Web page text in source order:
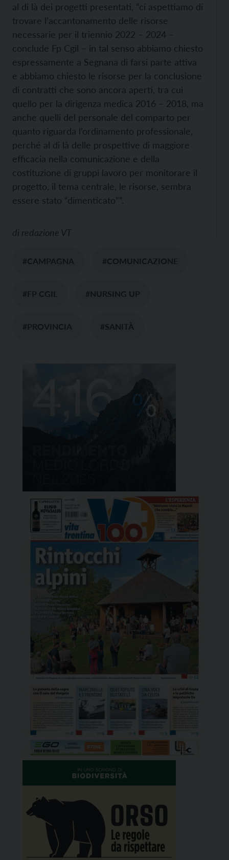
al di là dei progetti presentati, “ci aspettiamo di
trovare l’accantonamento delle risorse
necessarie per il triennio 2022 – 2024 –
conclude Fp Cgil – in tal senso abbiamo chiesto
espressamente a Segnana di farsi parte attiva
e abbiamo chiesto le risorse per la conclusione
di contratti che sono ancora aperti, tra cui
quello per la dirigenza medica 2016 – 2018, ma
anche quelli del personale del comparto per
quanto riguarda l’ordinamento professionale,
perché al di là delle prospettive di maggiore
efficacia nella comunicazione e della
costituzione di gruppi lavoro per monitorare il
progetto, il tema centrale, le risorse, sembra
essere stato “dimenticato””.
di redazione VT
#CAMPAGNA #COMUNICAZIONE
#FP CGIL #NURSING UP
#PROVINCIA #SANITÀ